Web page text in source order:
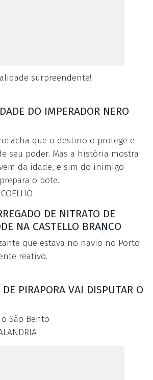
surpreendente!
DO IMPERADOR NERO
acha que o destino o protege e
seu poder. Mas a história mostra
da idade, e sim do inimigo
o bote.
DE NITRATO DE
NA CASTELLO BRANCO
que estava no navio no Porto
reativo.
PIRAPORA VAI DISPUTAR O
São Bento